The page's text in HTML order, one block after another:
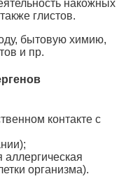
накожных
глистов.
бытовую химию,
и пр.
контакте с
организма).